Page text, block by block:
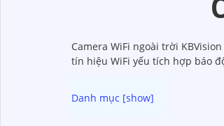
Camera WiFi ngoài trời
tín hiệu WiFi yếu tích hợp báo